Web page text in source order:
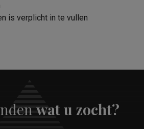
is verplicht in te vullen
wat u zocht?